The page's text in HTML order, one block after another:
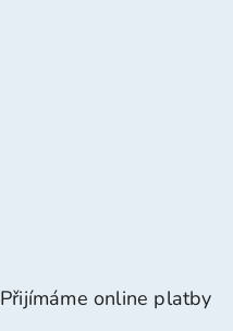
Přijímáme online platby